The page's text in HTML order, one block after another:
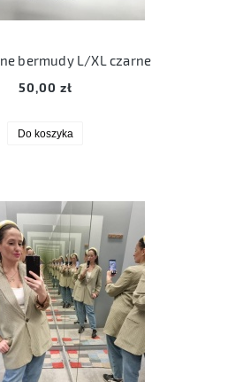
bermudy L/XL czarne
50,00 zł
Do koszyka